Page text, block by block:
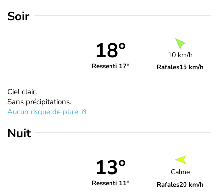
Soir
18°
Ressenti 17°
10 km/h
Rafales15 km/h
Ciel clair.
Sans précipitations.
Aucun risque de pluie
Nuit
13°
Ressenti 11°
Calme
Rafales20 km/h